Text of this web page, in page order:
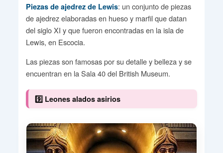
Piezas de ajedrez de Lewis: un conjunto de piezas
de ajedrez elaboradas en hueso y marfil que datan
del siglo XI y que fueron encontradas en la isla de
Lewis, en Escocia.
Las piezas son famosas por su detalle y belleza y se
encuentran en la Sala 40 del British Museum.
9️⃣ Leones alados asirios